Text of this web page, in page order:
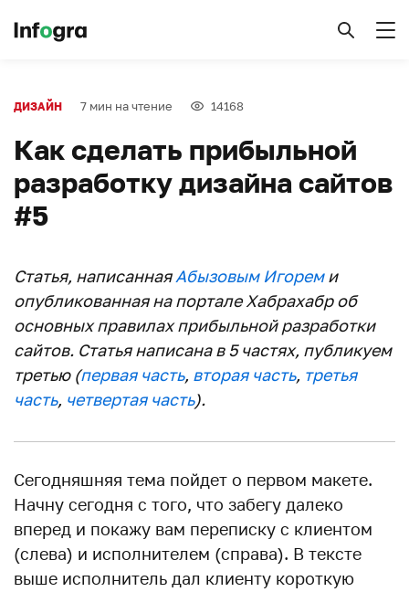
ДИЗАЙН 7 мин на чтение 14168
Как сделать прибыльной
разработку дизайна сайтов
#5
Статья, написаннаяАбызовым Игореми
опубликованная на портале Хабрахабр об
основных правилах прибыльной разработки
сайтов. Статья написана в 5 частях, публикуем
третью (первая часть, вторая часть, третья
часть, четвертая часть).
Сегодняшняя тема пойдет о первом макете.
Начну сегодня с того, что забегу далеко
вперед и покажу вам переписку с клиентом
(слева) и исполнителем (справа). В тексте
выше исполнитель дал клиенту короткую